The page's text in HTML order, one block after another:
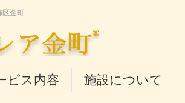
区金町
ビス内容 施設について